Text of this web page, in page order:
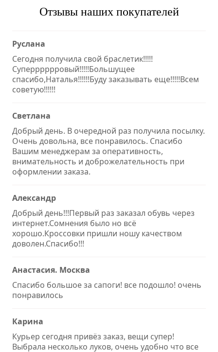
Отзывы наших покупателей
Руслана
Сегодня получила свой браслетик!!!!!
Суперррррровый!!!!!Большущее
спасибо,Наталья!!!!!!Буду заказывать еще!!!!!Всем
советую!!!!!!
Светлана
Добрый день. В очередной раз получила посылку.
Очень довольна, все понравилось. Спасибо
Вашим менеджерам за оперативность,
внимательность и доброжелательность при
оформлении заказа.
Александр
Добрый день!!!Первый раз заказал обувь через
интернет.Сомнения было но всё
хорошо.Кроссовки пришли ношу качеством
доволен.Спасибо!!!
Анастасия. Москва
Спасибо большое за сапоги! все подошло! очень
понравилось
Карина
Курьер сегодня привёз заказ, вещи супер!
Выбрала несколько луков, очень удобно что все